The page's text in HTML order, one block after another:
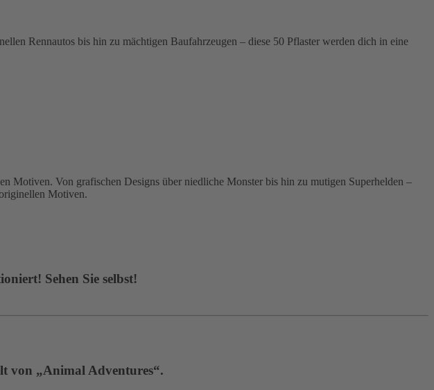
Rennautos bis hin zu mächtigen Baufahrzeugen – diese 50 Pflaster werden dich in eine
Von grafischen Designs über niedliche Monster bis hin zu mutigen Superhelden –
Motiven.
Sehen Sie selbst!
von „Animal Adventures“.